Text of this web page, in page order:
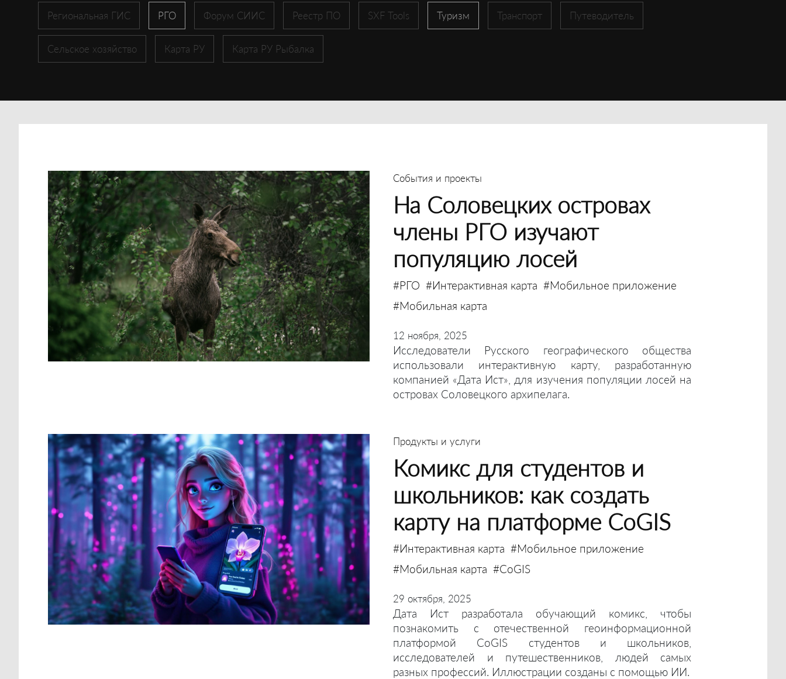
Региональная ГИС РГО Форум СИИС Реестр ПО SXF Tools Туризм Транспорт Путеводитель
Сельское хозяйство Карта РУ Карта РУ Рыбалка
События и проекты
На Соловецких островах
члены РГО изучают
популяцию лосей
#РГО #Интерактивная карта #Мобильное приложение
#Мобильная карта
12 ноября, 2025
Исследователи Русского географического общества
использовали интерактивную карту, разработанную
компанией «Дата Ист», для изучения популяции лосей на
островах Соловецкого архипелага.
Продукты и услуги
Комикс для студентов и
школьников: как создать
карту на платформе CoGIS
#Интерактивная карта #Мобильное приложение
#Мобильная карта #CoGIS
29 октября, 2025
Дата Ист разработала обучающий комикс, чтобы
познакомить с отечественной геоинформационной
платформой CoGIS студентов и школьников,
исследователей и путешественников, людей самых
разных профессий. Иллюстрации созданы с помощью ИИ.